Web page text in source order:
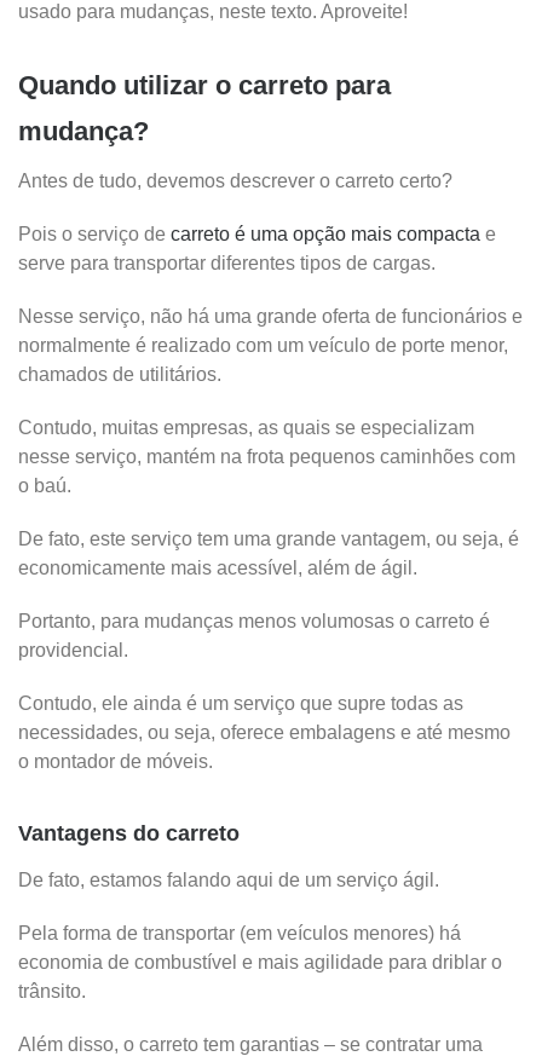
usado para mudanças, neste texto. Aproveite!
Quando utilizar o carreto para
mudança?
Antes de tudo, devemos descrever o carreto certo?
Pois o serviço de carreto é uma opção mais compacta e
serve para transportar diferentes tipos de cargas.
Nesse serviço, não há uma grande oferta de funcionários e
normalmente é realizado com um veículo de porte menor,
chamados de utilitários.
Contudo, muitas empresas, as quais se especializam
nesse serviço, mantém na frota pequenos caminhões com
o baú.
De fato, este serviço tem uma grande vantagem, ou seja, é
economicamente mais acessível, além de ágil.
Portanto, para mudanças menos volumosas o carreto é
providencial.
Contudo, ele ainda é um serviço que supre todas as
necessidades, ou seja, oferece embalagens e até mesmo
o montador de móveis.
Vantagens do carreto
De fato, estamos falando aqui de um serviço ágil.
Pela forma de transportar (em veículos menores) há
economia de combustível e mais agilidade para driblar o
trânsito.
Além disso, o carreto tem garantias – se contratar uma